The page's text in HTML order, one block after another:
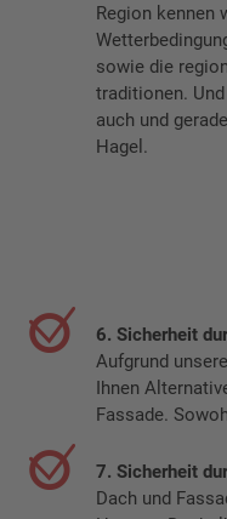
Region kennen
sowie die
traditionen.
auch und
Hagel.
6. Sicherheit
Aufgrund
Ihnen
Fassade.
7. Sicherheit
Dach und